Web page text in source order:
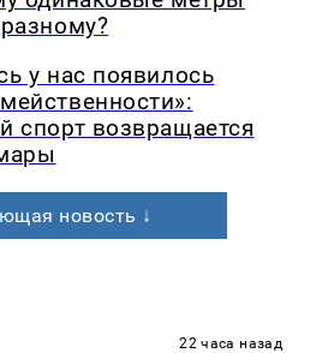
у нас появилось
спорт возвращается
новость ↓
22 часа назад